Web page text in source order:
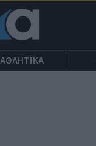
ΑΘΛΗΤΙΚΑ